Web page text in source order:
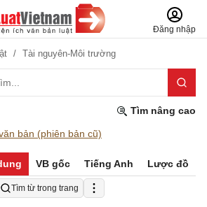
Đăng nhập
Tài nguyên-Môi trường
Tìm nâng cao
bản (phiên bản cũ)
VB gốc Tiếng Anh Lược đồ
Tìm từ trong trang